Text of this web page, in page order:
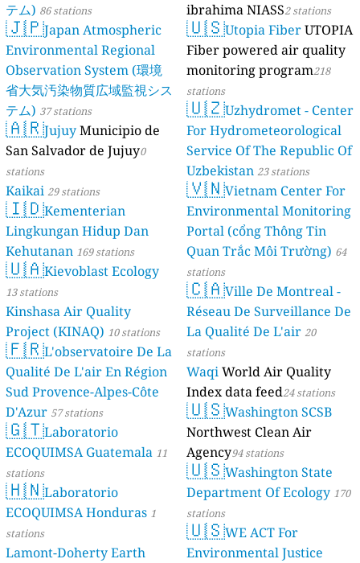
テム) 86 stations
🇯🇵Japan Atmospheric
Environmental Regional
Observation System (環境
省大気汚染物質広域監視シス
テム) 37 stations
🇦🇷Jujuy Municipio de
San Salvador de Jujuy0
stations
Kaikai 29 stations
🇮🇩Kementerian
Lingkungan Hidup Dan
Kehutanan 169 stations
🇺🇦Kievoblast Ecology
13 stations
Kinshasa Air Quality
Project (KINAQ) 10 stations
🇫🇷L'observatoire De La
Qualité De L'air En Région
Sud Provence-Alpes-Côte
D'Azur 57 stations
🇬🇹Laboratorio
ECOQUIMSA Guatemala 11
stations
🇭🇳Laboratorio
ECOQUIMSA Honduras 1
stations
Lamont-Doherty Earth
ibrahima NIASS2 stations
🇺🇸Utopia FiberUTOPIA
Fiber powered air quality
monitoring program218
stations
🇺🇿Uzhydromet - Center
For Hydrometeorological
Service Of The Republic Of
Uzbekistan 23 stations
🇻🇳Vietnam Center For
Environmental Monitoring
Portal (cổng Thông Tin
Quan Trắc Môi Trường) 64
stations
🇨🇦Ville De Montreal -
Réseau De Surveillance De
La Qualité De L'air 20
stations
WaqiWorld Air Quality
Index data feed24 stations
🇺🇸Washington SCSB
Northwest Clean Air
Agency94 stations
🇺🇸Washington State
Department Of Ecology 170
stations
🇺🇸WE ACT For
Environmental Justice